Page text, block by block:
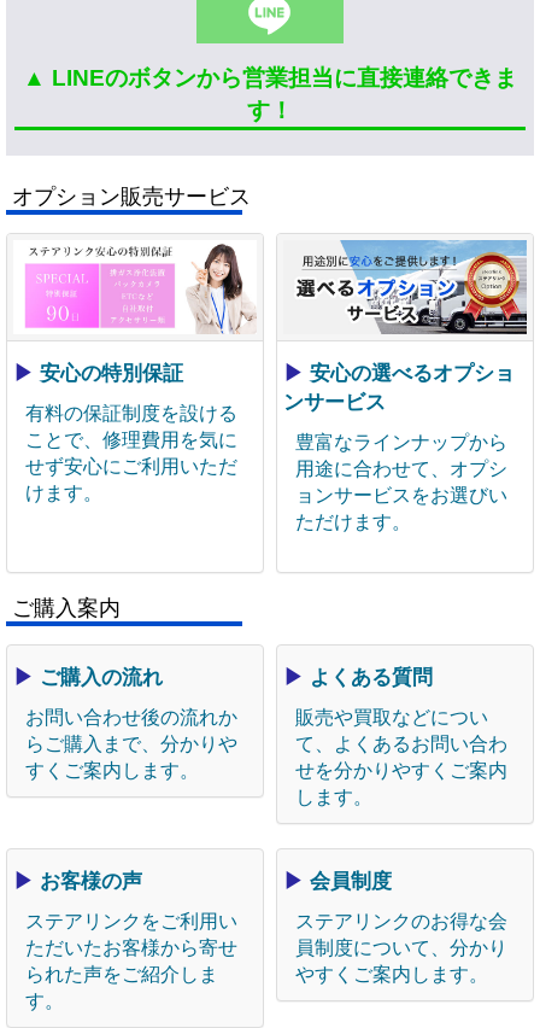
▲ LINEのボタンから営業担当に直接連絡できま
す！
オプション販売サービス
▶ 安心の特別保証
有料の保証制度を設ける
ことで、修理費用を気に
せず安心にご利用いただ
けます。
▶ 安心の選べるオプショ
ンサービス
豊富なラインナップから
用途に合わせて、オプシ
ョンサービスをお選びい
ただけます。
ご購入案内
▶ ご購入の流れ
お問い合わせ後の流れか
らご購入まで、分かりや
すくご案内します。
▶ よくある質問
販売や買取などについ
て、よくあるお問い合わ
せを分かりやすくご案内
します。
▶ お客様の声
ステアリンクをご利用い
ただいたお客様から寄せ
られた声をご紹介しま
す。
▶ 会員制度
ステアリンクのお得な会
員制度について、分かり
やすくご案内します。